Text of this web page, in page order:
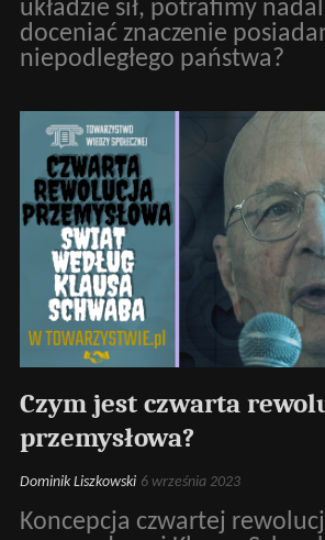
układzie sił, potrafimy
doceniać znaczenie
niepodległego państwa?
Czym jest czwarta
przemysłowa?
Dominik Liszkowski 6 września 2023
Koncepcja czwartej